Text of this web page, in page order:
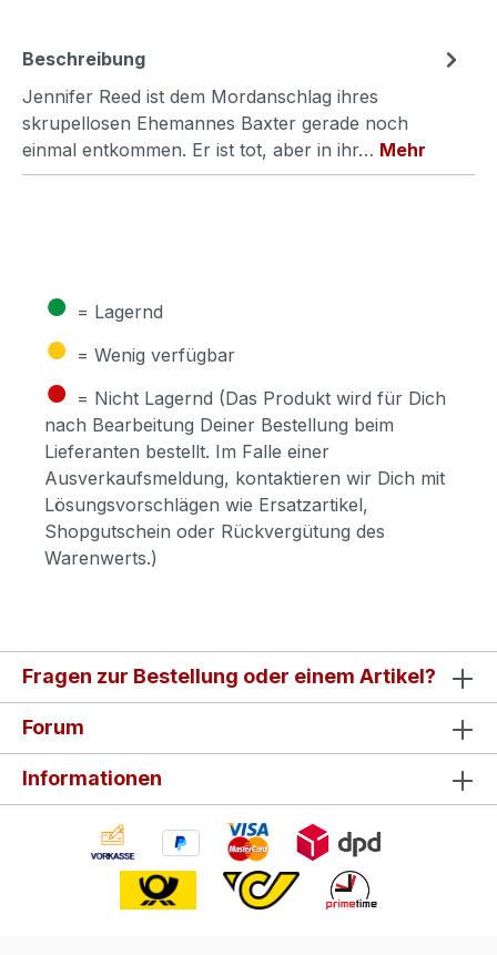
Beschreibung
Jennifer Reed ist dem Mordanschlag ihres
skrupellosen Ehemannes Baxter gerade noch
einmal entkommen. Er ist tot, aber in ihr… Mehr
● = Lagernd
● = Wenig verfügbar
● = Nicht Lagernd (Das Produkt wird für Dich
nach Bearbeitung Deiner Bestellung beim
Lieferanten bestellt. Im Falle einer
Ausverkaufsmeldung, kontaktieren wir Dich mit
Lösungsvorschlägen wie Ersatzartikel,
Shopgutschein oder Rückvergütung des
Warenwerts.)
Fragen zur Bestellung oder einem Artikel?
Forum
Informationen